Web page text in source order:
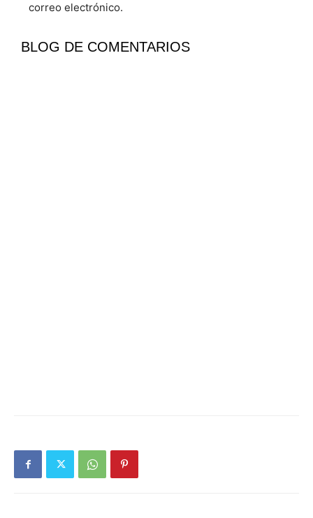
correo electrónico.
BLOG DE COMENTARIOS